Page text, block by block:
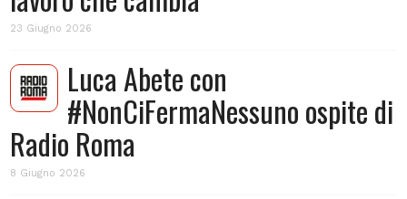
23 Giugno 2026
Luca Abete con
#NonCiFermaNessuno ospite di
Radio Roma
8 Giugno 2026